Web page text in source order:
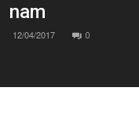
nam
12/04/2017 0